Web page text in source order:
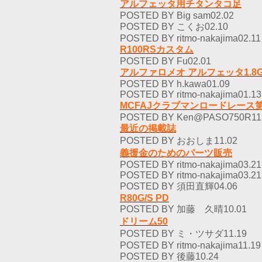
アルフェッタ用チタンタコ足
POSTED BY Big sam02.02
POSTED BY こくお02.10
POSTED BY ritmo-nakajima02.11
R100RSカスタム
POSTED BY Fu02.01
アルファロメオ アルフェッタ
POSTED BY h.kawa01.09
POSTED BY ritmo-nakajima01.13
MCFAJクラブマンロードレース
POSTED BY
最近の掲載誌
POSTED BY おおしま11.02
義援金のためのパーツ販売
POSTED BY ritmo-nakajima03.21
POSTED BY ritmo-nakajima03.21
POSTED BY 須田直輝04.06
R80G/S PD
POSTED BY 加藤 久晴10.01
ドリーム50
POSTED BY ミ・ツサダ11.19
POSTED BY ritmo-nakajima11.19
POSTED BY 後藤10.24